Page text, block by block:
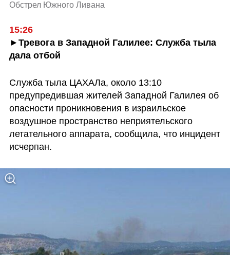
Обстрел Южного Ливана
15:26
►Тревога в Западной Галилее: Служба тыла
дала отбой
Служба тыла ЦАХАЛа, около 13:10
предупредившая жителей Западной Галилея об
опасности проникновения в израильское
воздушное пространство неприятельского
летательного аппарата, сообщила, что инцидент
исчерпан.